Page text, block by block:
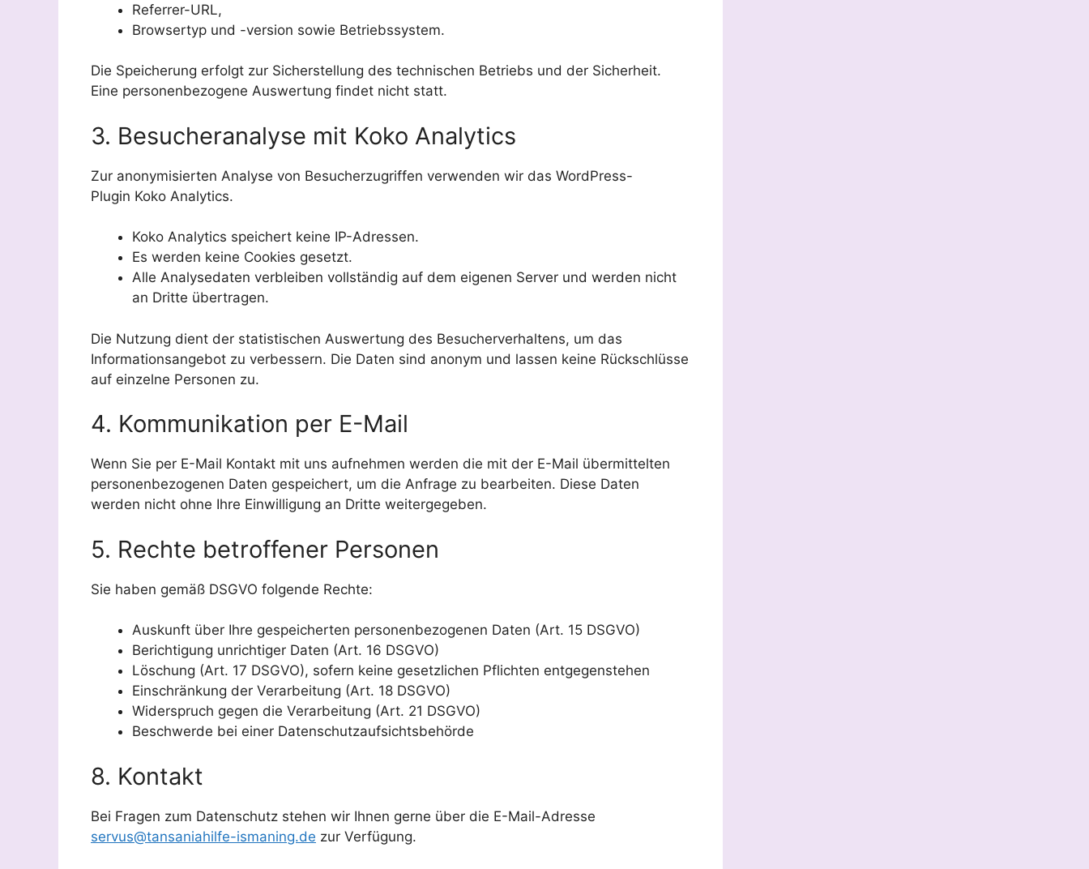
Referrer-URL,
Browsertyp und -version sowie Betriebssystem.
Die Speicherung erfolgt zur Sicherstellung des technischen Betriebs und der Sicherheit.
Eine personenbezogene Auswertung findet nicht statt.
3. Besucheranalyse mit Koko Analytics
Zur anonymisierten Analyse von Besucherzugriffen verwenden wir das WordPress-
Plugin Koko Analytics.
Koko Analytics speichert keine IP-Adressen.
Es werden keine Cookies gesetzt.
Alle Analysedaten verbleiben vollständig auf dem eigenen Server und werden nicht
an Dritte übertragen.
Die Nutzung dient der statistischen Auswertung des Besucherverhaltens, um das
Informationsangebot zu verbessern. Die Daten sind anonym und lassen keine Rückschlüsse
auf einzelne Personen zu.
4. Kommunikation per E-Mail
Wenn Sie per E-Mail Kontakt mit uns aufnehmen werden die mit der E-Mail übermittelten
personenbezogenen Daten gespeichert, um die Anfrage zu bearbeiten. Diese Daten
werden nicht ohne Ihre Einwilligung an Dritte weitergegeben.
5. Rechte betroffener Personen
Sie haben gemäß DSGVO folgende Rechte:
Auskunft über Ihre gespeicherten personenbezogenen Daten (Art. 15 DSGVO)
Berichtigung unrichtiger Daten (Art. 16 DSGVO)
Löschung (Art. 17 DSGVO), sofern keine gesetzlichen Pflichten entgegenstehen
Einschränkung der Verarbeitung (Art. 18 DSGVO)
Widerspruch gegen die Verarbeitung (Art. 21 DSGVO)
Beschwerde bei einer Datenschutzaufsichtsbehörde
8. Kontakt
Bei Fragen zum Datenschutz stehen wir Ihnen gerne über die E-Mail-Adresse
servus@tansaniahilfe-ismaning.de zur Verfügung.